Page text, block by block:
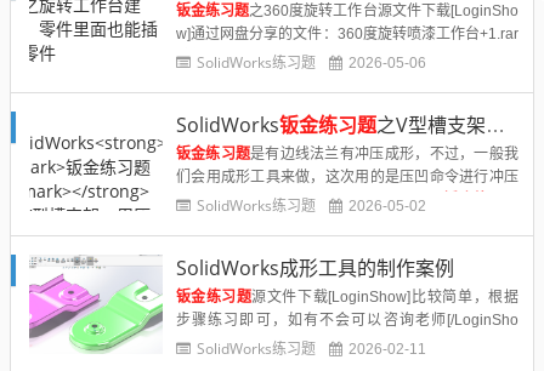
钣金练习题之360度旋转工作台源文件下载[LoginSho
w]通过网盘分享的文件：360度旋转喷漆工作台+1.rar
链接: https://pan.baidu.com/s/105c63vXbrC2qh7Vm
SolidWorks练习题 2026-05-06
SolidWorks钣金练习题之V型槽支架，用压凹代替成形工具
钣金练习题是有边线法兰有冲压成形，不过，一般我
们会用成形工具来做，这次用的是压凹命令进行冲压
成型的设计思路，可以借鉴。SolidWorks
SolidWorks练习题 2026-05-02
SolidWorks成形工具的制作案例
钣金练习题源文件下载[LoginShow]比较简单，根据
步骤练习即可，如有不会可以咨询老师[/LoginSho
w]......SolidWorks练习题 2026-02-11